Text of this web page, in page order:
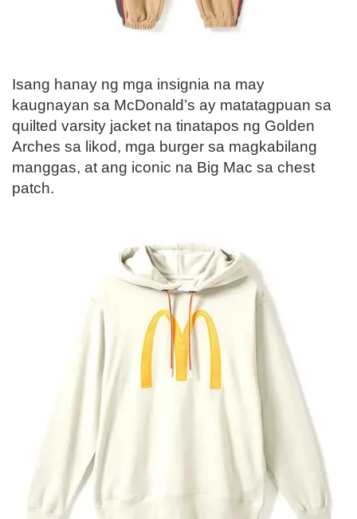
Isang hanay ng mga insignia na may
kaugnayan sa McDonald’s ay matatagpuan sa
quilted varsity jacket na tinatapos ng Golden
Arches sa likod, mga burger sa magkabilang
manggas, at ang iconic na Big Mac sa chest
patch.